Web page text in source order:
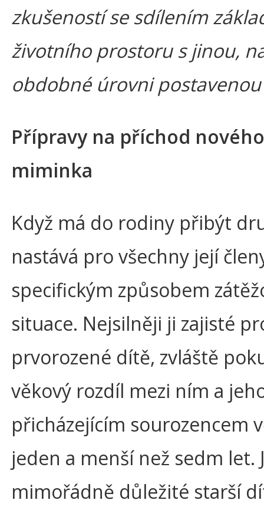
zkušeností se sdílením
životního prostoru s jinou,
obdobné úrovni
Přípravy na příchod nového
miminka
Když má do rodiny přibýt
nastává pro všechny její
specifickým způsobem
situace. Nejsilněji ji zajisté
prvorozené dítě, zvláště
věkový rozdíl mezi ním a
přicházejícím sourozencem
jeden a menší než sedm let.
mimořádně důležité starší